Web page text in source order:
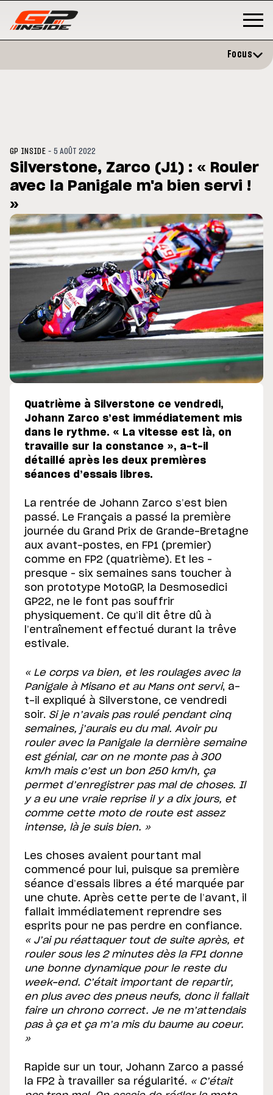
: Horaires et
du GP de Grande-
MOTO GP
Focus
GP INSIDE -5 AOÛT 2022
Silverstone, Zarco (J1) : « Rouler
avec la Panigale m'a bien servi !
»
Quatrième à Silverstone ce vendredi,
Johann Zarco s’est immédiatement mis
dans le rythme. « La vitesse est là, on
travaille sur la constance », a-t-il
détaillé après les deux premières
séances d’essais libres.
La rentrée de Johann Zarco s’est bien
passé. Le Français a passé la première
journée du Grand Prix de Grande-Bretagne
aux avant-postes, en FP1 (premier)
comme en FP2 (quatrième). Et les –
presque – six semaines sans toucher à
son prototype MotoGP, la Desmosedici
GP22, ne le font pas souffrir
physiquement. Ce qu’il dit être dû à
l’entraînement effectué durant la trêve
estivale.
« Le corps va bien, et les roulages avec la
Panigale à Misano et au Mans ont servi, a-
t-il expliqué à Silverstone, ce vendredi
soir. Si je n’avais pas roulé pendant cinq
semaines, j’aurais eu du mal. Avoir pu
rouler avec la Panigale la dernière semaine
est génial, car on ne monte pas à 300
km/h mais c’est un bon 250 km/h, ça
permet d’enregistrer pas mal de choses. Il
y a eu une vraie reprise il y a dix jours, et
comme cette moto de route est assez
intense, là je suis bien. »
Les choses avaient pourtant mal
commencé pour lui, puisque sa première
séance d’essais libres a été marquée par
une chute. Après cette perte de l’avant, il
fallait immédiatement reprendre ses
esprits pour ne pas perdre en confiance.
« J’ai pu réattaquer tout de suite après, et
rouler sous les 2 minutes dès la FP1 donne
une bonne dynamique pour le reste du
week-end. C’était important de repartir,
en plus avec des pneus neufs, donc il fallait
faire un chrono correct. Je ne m’attendais
pas à ça et ça m’a mis du baume au coeur.
»
Rapide sur un tour, Johann Zarco a passé
la FP2 à travailler sa régularité. « C’était